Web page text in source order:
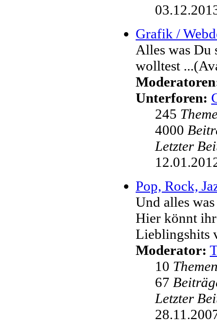
Grafik /
Alles was Du
wolltest
Unterforen:
245
4000
Letzter
Pop, Rock,
Und alles
Hier könnt
Lieblingshits
Moderator:
10
67
Letzter